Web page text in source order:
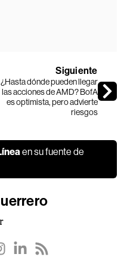
Siguiente
¿Hasta dónde pueden llegar
las acciones de AMD? BofA
es optimista, pero advierte
riesgos
en su fuente de